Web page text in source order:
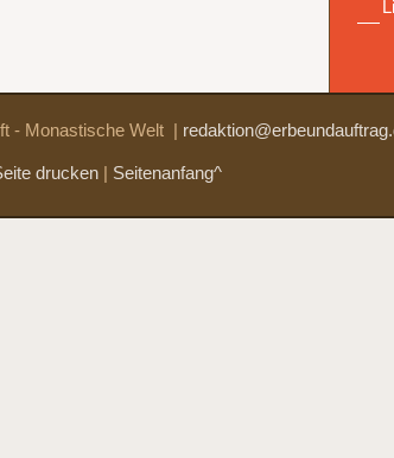
- Monastische Welt
drucken Seitenanfang^